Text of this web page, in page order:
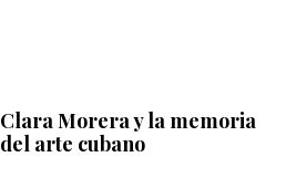
Clara Morera y la memoria
del arte cubano